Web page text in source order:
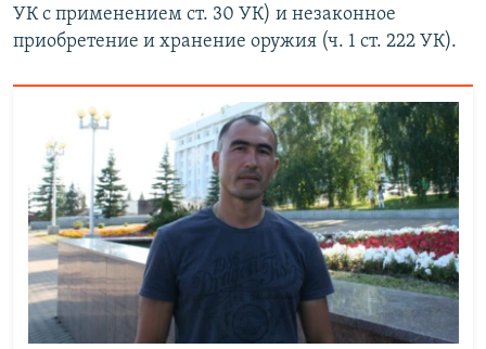
УК с применением ст. 30 УК) и незаконное
приобретение и хранение оружия (ч. 1 ст. 222 УК).